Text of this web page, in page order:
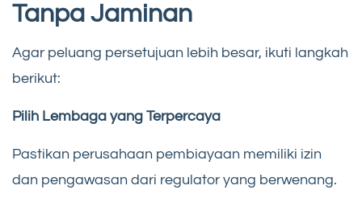
Tanpa Jaminan
Agar peluang persetujuan lebih besar, ikuti langkah
berikut:
Pilih Lembaga yang Terpercaya
Pastikan perusahaan pembiayaan memiliki izin
dan pengawasan dari regulator yang berwenang.